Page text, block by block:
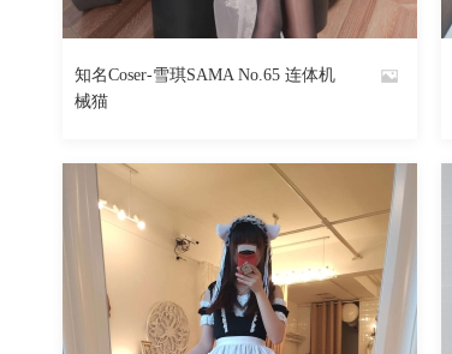
阅读 回复
By
知名Coser-雪琪SAMA No.65 连体机
械猫